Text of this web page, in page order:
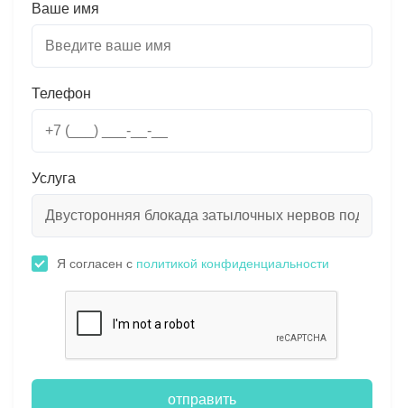
Ваше имя
Телефон
Услуга
Я согласен с политикой конфиденциальности
отправить